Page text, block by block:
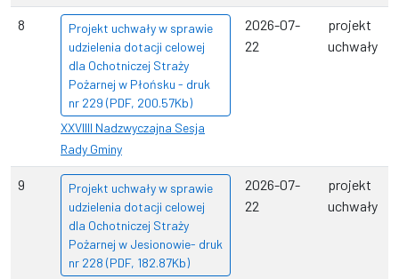
8
Projekt uchwały w sprawie
udzielenia dotacji celowej
dla Ochotniczej Straży
Pożarnej w Płońsku - druk
nr 229 (PDF, 200.57Kb)
XXVIIII Nadzwyczajna Sesja
Rady Gminy
2026-07-
22
projekt
uchwały
9
Projekt uchwały w sprawie
udzielenia dotacji celowej
dla Ochotniczej Straży
Pożarnej w Jesionowie- druk
nr 228 (PDF, 182.87Kb)
2026-07-
22
projekt
uchwały